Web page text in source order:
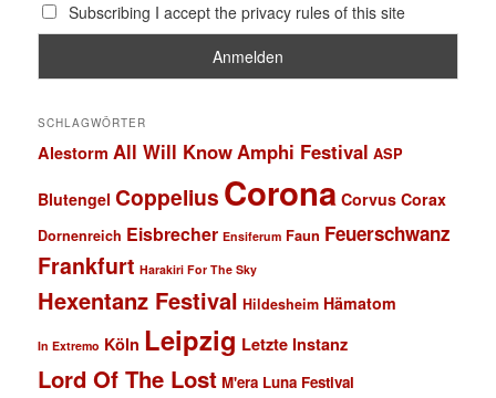
Subscribing I accept the privacy rules of this site
SCHLAGWÖRTER
Alestorm All Will KnowAmphi Festival ASP
Blutengel Coppelius Corona Corvus Corax
Dornenreich Eisbrecher Ensiferum Faun Feuerschwanz
Frankfurt Harakiri For The Sky
Hexentanz Festival Hildesheim Hämatom
In Extremo Köln Leipzig Letzte Instanz
Lord Of The Lost M'era Luna Festival